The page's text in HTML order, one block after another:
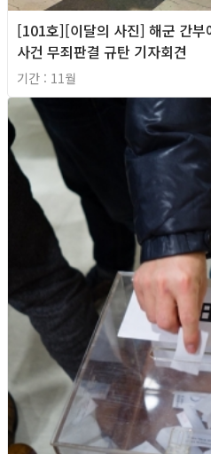
[101호][이달의 사진] 해군 간부
사건 무죄판결 규탄 기자회견
기간 : 11월